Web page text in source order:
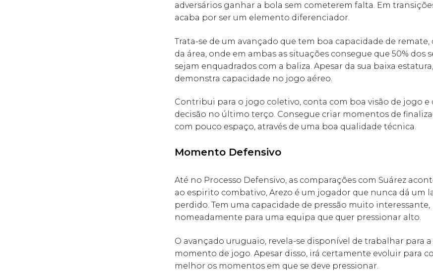
adversários ganhar a bola sem cometerem falta. Em
acaba por ser um elemento diferenciador.
Trata-se de um avançado que tem boa capacidade de
da área, onde em ambas as situações consegue que 50% dos
sejam enquadrados com a baliza. Apesar da sua baixa
demonstra capacidade no jogo aéreo.
Contribui para o jogo coletivo, conta com boa visão de jogo e
decisão no último terço. Consegue criar momentos de
com pouco espaço, através de uma boa qualidade técnica.
Momento Defensivo
Até no Processo Defensivo, as comparações com Suárez
ao espirito combativo, Arezo é um jogador que nunca dá um
perdido. Tem uma capacidade de pressão muito interessante,
nomeadamente para uma equipa que quer pressionar alto.
O avançado uruguaio, revela-se disponível de trabalhar para
momento de jogo. Apesar disso, irá certamente evoluir para
melhor os momentos em que se deve pressionar.